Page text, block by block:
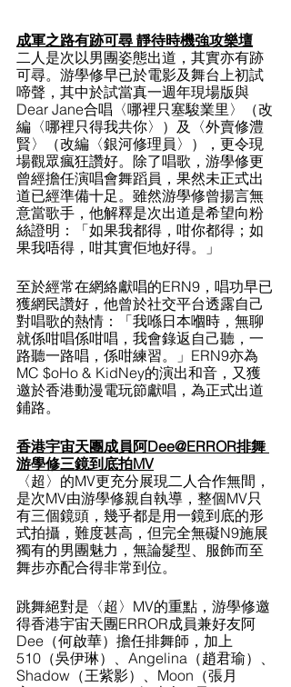
成軍之路有跡可尋 靜待時機強攻樂壇
二人是次以男團姿態出道，其實亦有跡
可尋。游學修早已於電影及舞台上初試
啼聲，其中於試當真一週年現場版與
Dear Jane合唱〈哪裡只塞駿業里〉（改
編〈哪裡只得我共你〉）及〈外賣修澧
賢〉（改編〈銀河修理員〉），更令現
場觀眾瘋狂讚好。除了唱歌，游學修更
曾經擔任演唱會舞蹈員，果然未正式出
道已經準備十足。雖然游學修曾揚言無
意當歌手，他解釋是次出道是希望向粉
絲證明：「如果我都得，咁你都得；如
果我唔得，咁其實佢地好得。」
至於經常在網絡獻唱的ERN9，唱功早已
獲網民讚好，他曾於社交平台透露自己
對唱歌的熱情：「我喺日本嗰時，無聊
就係咁唱係咁唱，我會錄返自己聽，一
路聽一路唱，係咁練習。」ERN9亦為
MC $oHo & KidNey的演出和音，又獲
邀於香港動漫電玩節獻唱，為正式出道
鋪路。
香港宇宙天團成員阿Dee@ERROR排舞
游學修三鏡到底拍MV
〈超〉的MV更充分展現二人合作無間，
是次MV由游學修親自執導，整個MV只
有三個鏡頭，幾乎都是用一鏡到底的形
式拍攝，難度甚高，但完全無礙N9施展
獨有的男團魅力，無論髮型、服飾而至
舞步亦配合得非常到位。
跳舞絕對是〈超〉MV的重點，游學修邀
得香港宇宙天團ERROR成員兼好友阿
Dee（何啟華）擔任排舞師，加上
510（吳伊琳）、Angelina（趙君瑜）、
Shadow（王紫影）、Moon（張月